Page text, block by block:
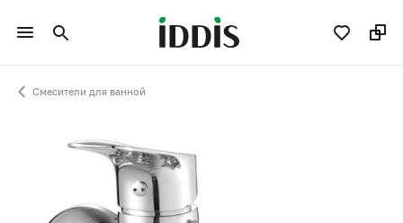
Смесители для ванной